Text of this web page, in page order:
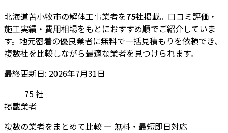
北海道苫小牧市の解体工事業者を75社掲載。口コミ評価・
施工実績・費用相場をもとにおすすめ順でご紹介していま
す。地元密着の優良業者に無料で一括見積もりを依頼でき、
複数社を比較しながら最適な業者を見つけられます。
最終更新日: 2026年7月31日
75社
掲載業者
複数の業者をまとめて比較 — 無料・最短即日対応